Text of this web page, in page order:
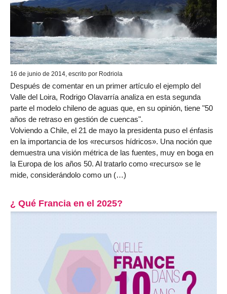
16 de junio de 2014, escrito por Rodriola
Después de comentar en un primer artículo el ejemplo del
Valle del Loira, Rodrigo Olavarría analiza en esta segunda
parte el modelo chileno de aguas que, en su opinión, tiene "50
años de retraso en gestión de cuencas".
Volviendo a Chile, el 21 de mayo la presidenta puso el énfasis
en la importancia de los «recursos hídricos». Una noción que
demuestra una visión métrica de las fuentes, muy en boga en
la Europa de los años 50. Al tratarlo como «recurso» se le
mide, considerándolo como un (…)
¿ Qué Francia en el 2025?